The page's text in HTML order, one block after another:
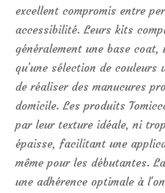
excellent compromis entre
accessibilité. Leurs kits
généralement une base
qu'une sélection de couleurs
de réaliser des manucures
domicile. Les produits
par leur texture idéale, ni
épaisse, facilitant une
même pour les débutantes.
une adhérence optimale à